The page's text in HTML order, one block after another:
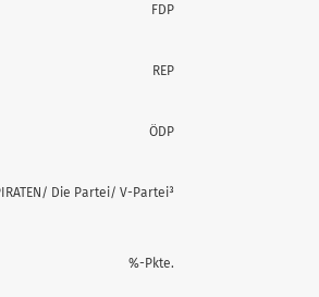
FDP
REP
ÖDP
Die Partei/ V-Partei³
%-Pkte.